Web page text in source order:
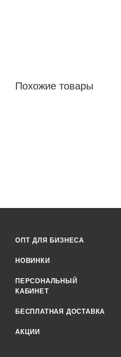
Похожие товары
ОПТ ДЛЯ БИЗНЕСА
НОВИНКИ
ПЕРСОНАЛЬНЫЙ
КАБИНЕТ
БЕСПЛАТНАЯ ДОСТАВКА
АКЦИИ